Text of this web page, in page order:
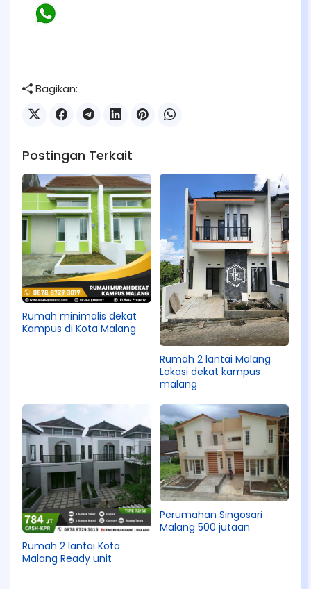
Bagikan:
Postingan Terkait
Rumah minimalis dekat
Kampus di Kota Malang
Rumah 2 lantai Malang
Lokasi dekat kampus
malang
Rumah 2 lantai Kota
Malang Ready unit
Perumahan Singosari
Malang 500 jutaan